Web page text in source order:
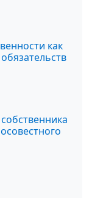
как